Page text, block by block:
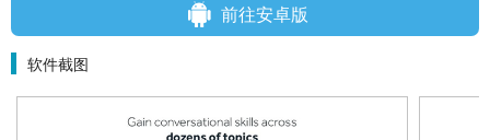
前往安卓版
软件截图